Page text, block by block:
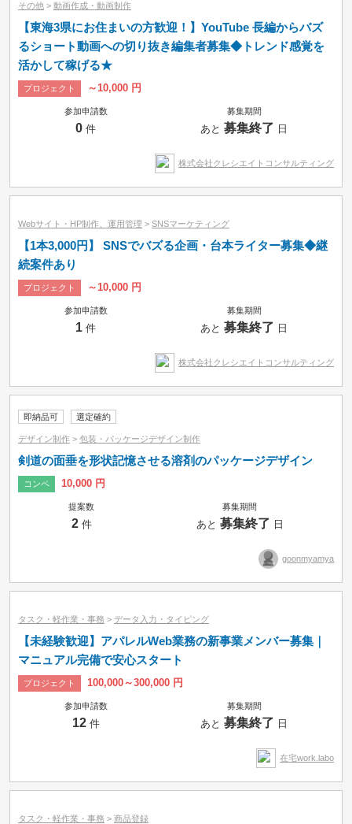
その他 > 動画作成・動画制作
【東海3県にお住まいの方歓迎！】YouTube 長編からバズ
るショート動画への切り抜き編集者募集◆トレンド感覚を
活かして稼げる★
プロジェクト ～10,000 円
参加申請数
0 件
募集期間
あと募集終了 日
株式会社クレシエイトコンサルティング
Webサイト・HP制作、運用管理 > SNSマーケティング
【1本3,000円】 SNSでバズる企画・台本ライター募集◆継
続案件あり
プロジェクト ～10,000 円
参加申請数
1 件
募集期間
あと募集終了 日
株式会社クレシエイトコンサルティング
即納品可 選定確約
デザイン制作 > 包装・パッケージデザイン制作
剣道の面垂を形状記憶させる溶剤のパッケージデザイン
コンペ 10,000 円
提案数
2件
募集期間
あと 募集終了 日
goonmyamya
タスク・軽作業・事務 > データ入力・タイピング
【未経験歓迎】アパレルWeb業務の新事業メンバー募集｜
マニュアル完備で安心スタート
プロジェクト 100,000～300,000 円
参加申請数
12件
募集期間
あと募集終了 日
在宅work.labo
タスク・軽作業・事務 > 商品登録